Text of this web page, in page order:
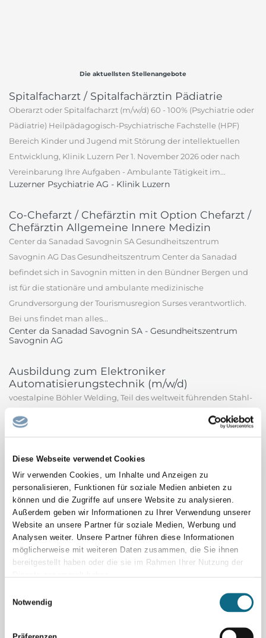
Diese Webseite verwendet Cookies
Wir verwenden Cookies, um Inhalte und Anzeigen zu
personalisieren, Funktionen für soziale Medien anbieten zu
können und die Zugriffe auf unsere Website zu analysieren.
Außerdem geben wir Informationen zu Ihrer Verwendung unserer
Website an unsere Partner für soziale Medien, Werbung und
Analysen weiter. Unsere Partner führen diese Informationen
möglicherweise mit weiteren Daten zusammen, die Sie ihnen
bereitgestellt haben oder die sie im Rahmen Ihrer Nutzung der
Notwendig
Die aktuellsten Stellenangebote
Spitalfacharzt / Spitalfachärztin Pädiatrie
Oberarzt oder Spitalfacharzt (m/w/d) 60 - 100% (Psychiatrie oder
Pädiatrie) Heilpädagogisch-Psychiatrische Fachstelle (HPF)
Bereich Kinder und Jugend mit Störung der intellektuellen
Entwicklung, Klinik Luzern Per 1. November 2026 oder nach
Vereinbarung Ihre Aufgaben - Ambulante Tätigkeit im...
Luzerner Psychiatrie AG - Klinik Luzern
Co-Chefarzt / Chefärztin mit Option Chefarzt /
Chefärztin Allgemeine Innere Medizin
Center da Sanadad Savognin SA Gesundheitszentrum
Savognin AG Das Gesundheitszentrum Center da Sanadad
befindet sich in Savognin mitten in den Bündner Bergen und
ist für die stationäre und ambulante medizinische
Grundversorgung der Tourismusregion Surses verantwortlich.
Bei uns findet man alles...
Center da Sanadad Savognin SA - Gesundheitszentrum
Savognin AG
Ausbildung zum Elektroniker
Automatisierungstechnik (m/w/d)
voestalpine Böhler Welding, Teil des weltweit führenden Stahl-
mehr als 50 Tochtergesellschaften und mehr als 4.000
Schweißbranche. Unser umfangreiches Produktportfolio und...
voestalpine Böhler Welding GmbH
Sachbearbeiter/in Tiefbau
Die Gemeinde Birkenwerder sucht ab sofort eine/n
Sachbearbeiter/-in Tiefbau (m/w/d) Es handelt sich um eine
unbefristete Stelle in Vollzeit (39 Stunden) Die Gemeinde
Birkenwerder liegt an der nördlichen Grenze Berlins und
Gemeinde Birkenwerder